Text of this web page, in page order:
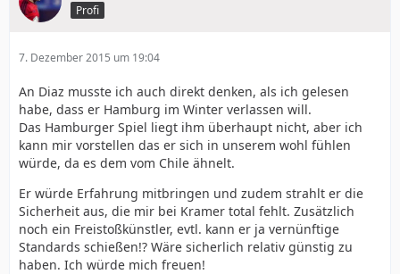
Profi
7. Dezember 2015 um 19:04
An Diaz musste ich auch direkt denken, als ich gelesen
habe, dass er Hamburg im Winter verlassen will.
Das Hamburger Spiel liegt ihm überhaupt nicht, aber ich
kann mir vorstellen das er sich in unserem wohl fühlen
würde, da es dem vom Chile ähnelt.
Er würde Erfahrung mitbringen und zudem strahlt er die
Sicherheit aus, die mir bei Kramer total fehlt. Zusätzlich
noch ein Freistoßkünstler, evtl. kann er ja vernünftige
Standards schießen!? Wäre sicherlich relativ günstig zu
haben. Ich würde mich freuen!